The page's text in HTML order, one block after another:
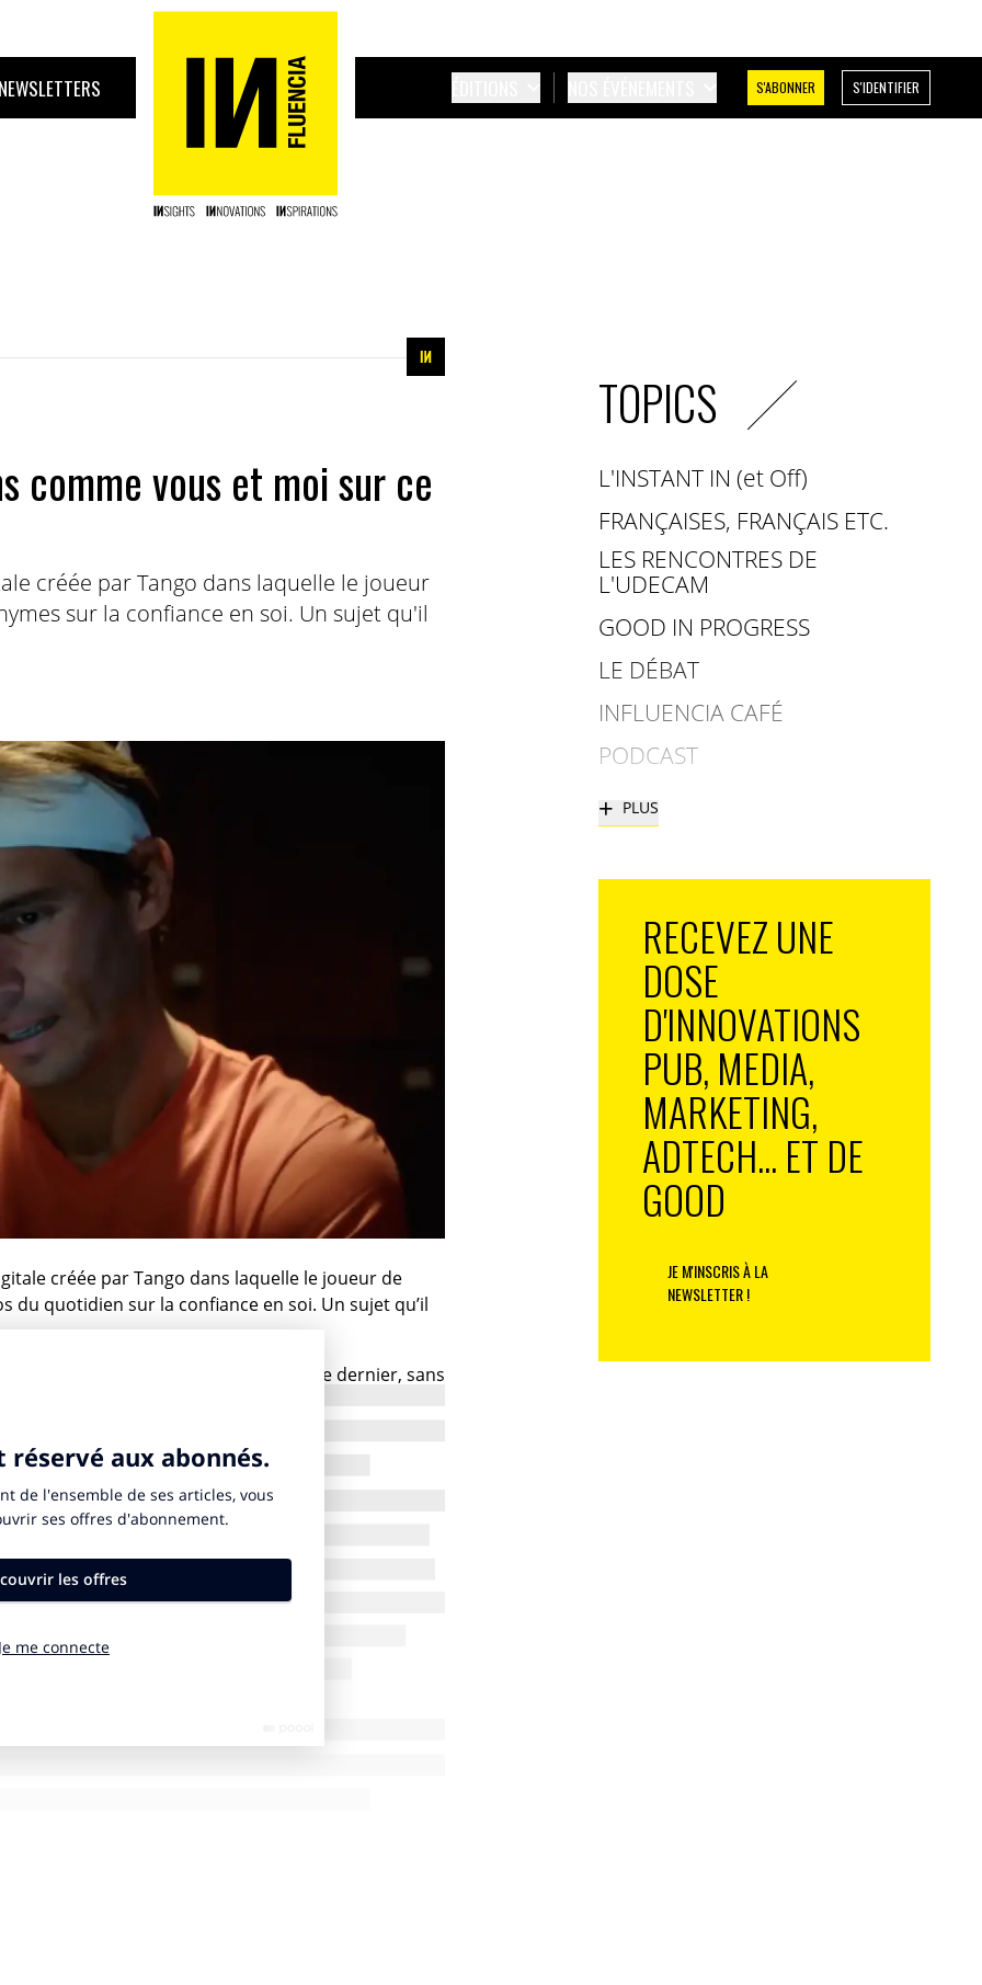
NEWSLETTERS S'ABONNER S'IDENTIFIER
comme vous et moi sur ce
créée par Tango dans laquelle le joueur
sur la confiance en soi. Un sujet qu'il
créée par Tango dans laquelle le joueur de
du quotidien sur la confiance en soi. Un sujet qu’il
pour la treizième fois dimanche dernier, sans
confiance en lui… L’agence espagnole Tango
Ipad, de vrais protagonistes dont les cinq
Pérez Marcos. Des gens ordinaires qui un jour
démontré la valeur de cette qualité avec son
Chelem à son actif », déclare Fernando
de Mapfre.
TOPICS
L'INSTANT IN (et Off)
FRANÇAISES, FRANÇAIS ETC.
LES RENCONTRES DE
L'UDECAM
GOOD IN PROGRESS
LE DÉBAT
INFLUENCIA CAFÉ
PODCAST
+ PLUS
RECEVEZ UNE
DOSE
D'INNOVATIONS
PUB, MEDIA,
MARKETING,
ADTECH... ET DE
GOOD
JE M'INSCRIS À LA
NEWSLETTER !